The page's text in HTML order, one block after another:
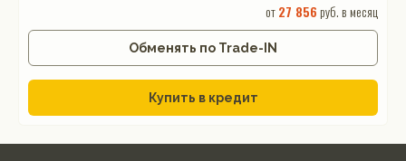
от27 856 руб. в месяц
Обменять по Trade-IN
Купить в кредит